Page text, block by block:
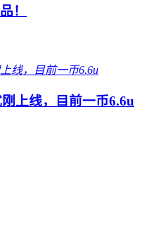
！
上线，目前一币6.6u